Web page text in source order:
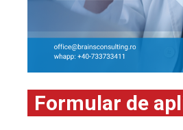
Formular de